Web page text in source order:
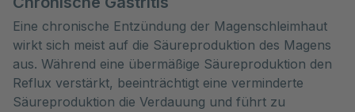
Eine chronische Entzündung der Magenschleimhaut
wirkt sich meist auf die Säureproduktion des Magens
aus. Während eine übermäßige Säureproduktion den
Reflux verstärkt, beeinträchtigt eine verminderte
Säureproduktion die Verdauung und führt zu